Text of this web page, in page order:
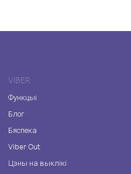
VIBER
Функцыі
Блог
Бяспека
Viber Out
Цэны на выклікі